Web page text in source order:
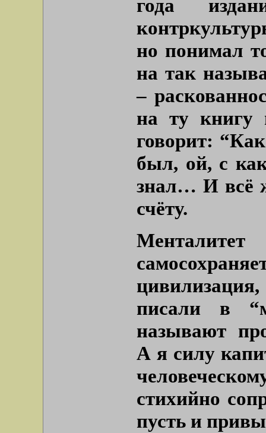
года
но понимал
на так
–
на ту книгу
говорит:
был, ой, с
знал… И всё
счёту.
писали в
называют
А я силу
стихийно
пусть и